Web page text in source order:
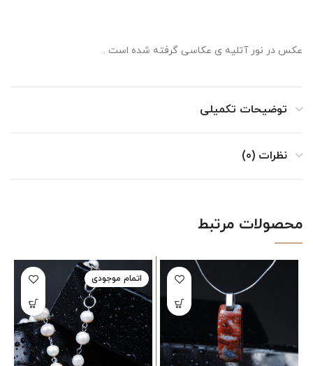
عکس در نور آتلیه ی عکاسی گرفته شده است .
توضیحات تکمیلی
نظرات (0)
محصولات مرتبط
اتمام موجودی